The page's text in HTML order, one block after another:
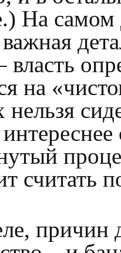
На самом
власть
на
считать
причин